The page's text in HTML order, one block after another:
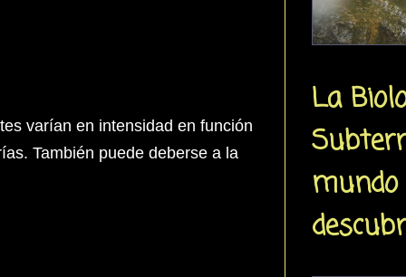
varían en intensidad en función
También puede deberse a la
La